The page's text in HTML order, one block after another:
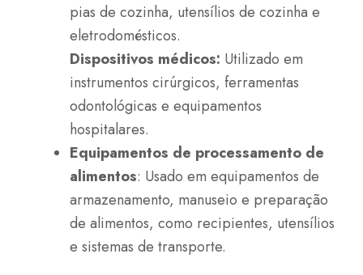
pias de cozinha, utensílios de cozinha e
eletrodomésticos.
Dispositivos médicos: Utilizado em
instrumentos cirúrgicos, ferramentas
odontológicas e equipamentos
hospitalares.
Equipamentos de processamento de
alimentos: Usado em equipamentos de
armazenamento, manuseio e preparação
de alimentos, como recipientes, utensílios
e sistemas de transporte.